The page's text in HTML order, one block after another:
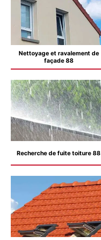
Nettoyage et ravalement de
façade 88
Recherche de fuite toiture 88